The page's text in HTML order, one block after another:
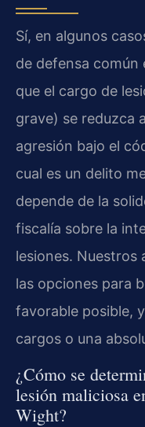
Sí, en algunos
de defensa común
que el cargo de
grave) se reduzca
agresión bajo el
cual es un delito
depende de la
fiscalía sobre la
lesiones. Nuestros
las opciones para
favorable posible,
cargos o una
¿Cómo se
lesión maliciosa
Wight?